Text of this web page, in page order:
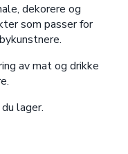
dekorere og
som passer for
av mat og drikke
lager.